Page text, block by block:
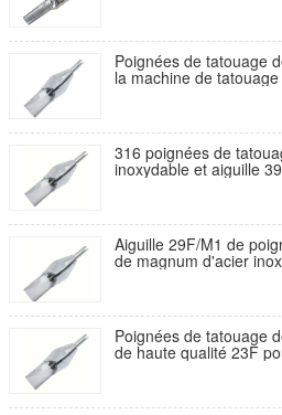
Poignées de tatouage
la machine de tatouage
316 poignées de
inoxydable et aiguille
Aiguille 29F/M1 de
de magnum d'acier
Poignées de tatouage
de haute qualité 23F